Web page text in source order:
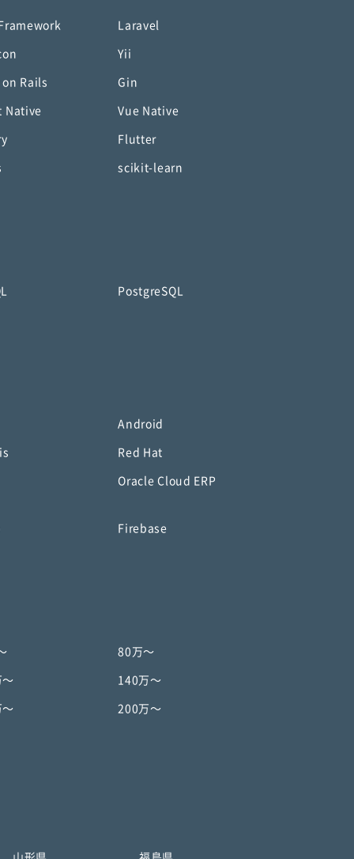
Laravel
Yii
on Rails Gin
Native Vue Native
Flutter
scikit-learn
PostgreSQL
Android
Red Hat
Oracle Cloud ERP
Firebase
80万〜
〜 140万〜
〜 200万〜